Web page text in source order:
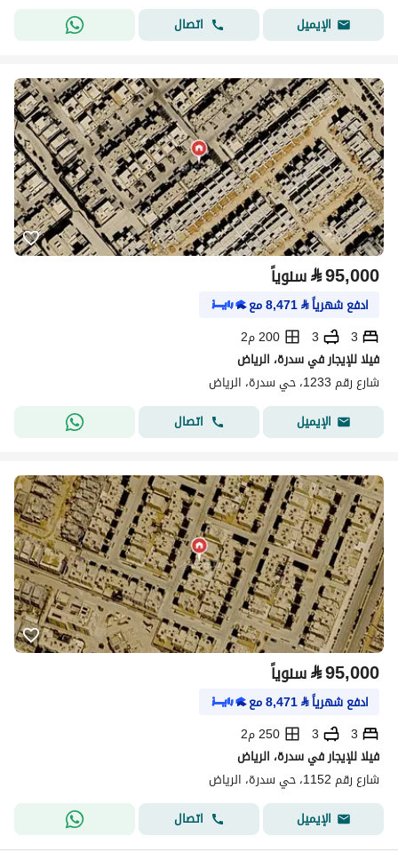
الإيميل
اتصال
⃁95,000 سنوياً
ادفع شهرياً⃁
8,471مع
3
3
200 م2
فيلا للإيجار في سدرة، الرياض
شارع رقم 1233، حي سدرة، الرياض
الإيميل
اتصال
⃁95,000 سنوياً
ادفع شهرياً⃁
8,471مع
3
3
250 م2
فيلا للإيجار في سدرة، الرياض
شارع رقم 1152، حي سدرة، الرياض
الإيميل
اتصال